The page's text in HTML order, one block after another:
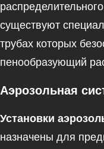
существуют
трубах которых
пенообразующий
Аэрозольная
Установки
назначены для